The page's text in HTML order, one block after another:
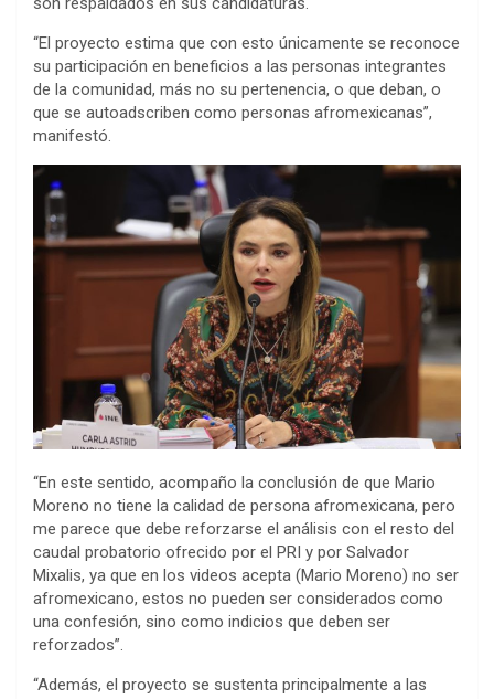
“El proyecto estima que con esto únicamente se reconoce
su participación en beneficios a las personas integrantes
de la comunidad, más no su pertenencia, o que deban, o
que se autoadscriben como personas afromexicanas”,
manifestó.
“En este sentido, acompaño la conclusión de que Mario
Moreno no tiene la calidad de persona afromexicana, pero
me parece que debe reforzarse el análisis con el resto del
caudal probatorio ofrecido por el PRI y por Salvador
Mixalis, ya que en los videos acepta (Mario Moreno) no ser
afromexicano, estos no pueden ser considerados como
una confesión, sino como indicios que deben ser
reforzados”.
“Además, el proyecto se sustenta principalmente a las